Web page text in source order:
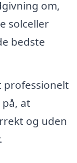
om,
solceller
bedste
professionelt
at
og uden